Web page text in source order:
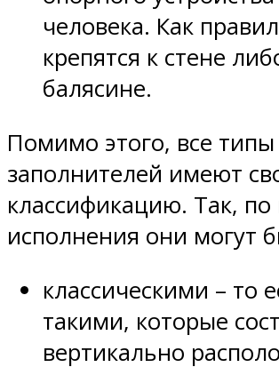
человека. Как
крепятся к стене
балясине.
Помимо этого, все типы
заполнителей имеют
классификацию. Так, по
исполнения они могут
классическими – то
такими, которые
вертикально